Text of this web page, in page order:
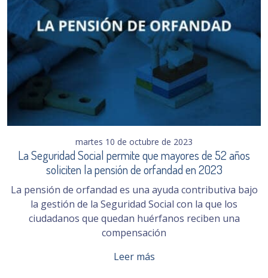
martes 10 de octubre de 2023
La Seguridad Social permite que mayores de 52 años
soliciten la pensión de orfandad en 2023
La pensión de orfandad es una ayuda contributiva bajo
la gestión de la Seguridad Social con la que los
ciudadanos que quedan huérfanos reciben una
compensación
Leer más